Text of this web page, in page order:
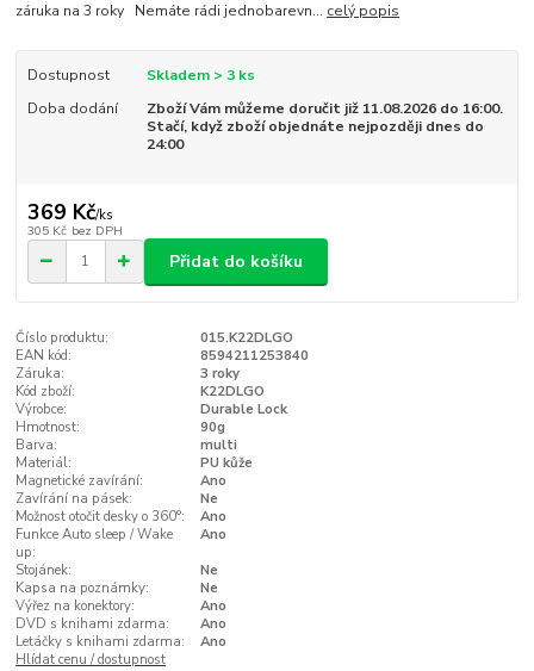
záruka na 3 roky Nemáte rádi jednobarevn... celý popis
Dostupnost
Skladem > 3 ks
Doba dodání
Zboží Vám můžeme doručit již 11.08.2026 do 16:00.
Stačí, když zboží objednáte nejpozději dnes do
24:00
369 Kč/ks
305 Kč bez DPH
Přidat do košíku
Číslo produktu:
015.K22DLGO
EAN kód:
8594211253840
Záruka:
3 roky
Kód zboží:
K22DLGO
Výrobce:
Durable Lock
Hmotnost:
90g
Barva:
multi
Materiál:
PU kůže
Magnetické zavírání:
Ano
Zavírání na pásek:
Ne
Možnost otočit desky o 360°:
Ano
Funkce Auto sleep / Wake
up:
Ano
Stojánek:
Ne
Kapsa na poznámky:
Ne
Výřez na konektory:
Ano
DVD s knihami zdarma:
Ano
Letáčky s knihami zdarma:
Ano
Hlídat cenu / dostupnost